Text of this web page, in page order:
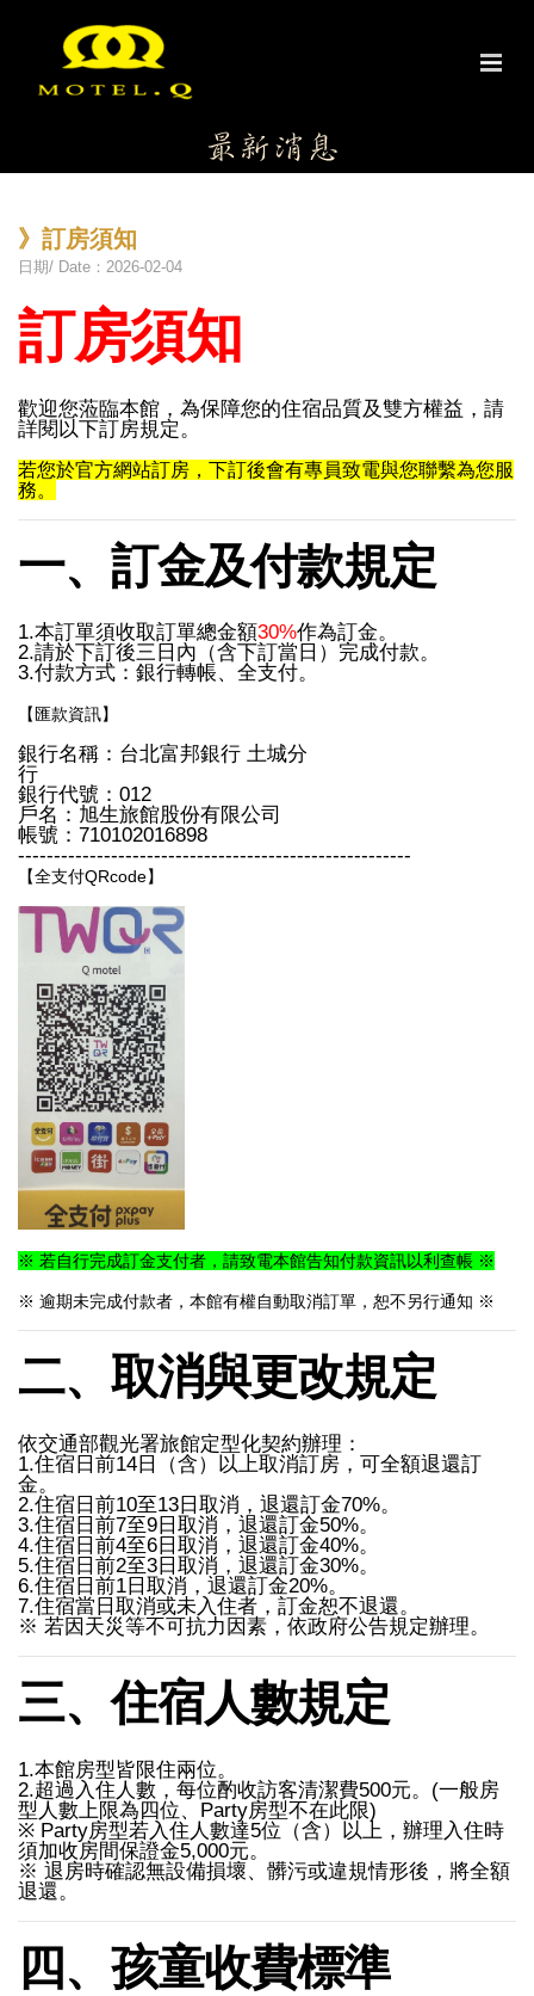
》訂房須知
日期/ Date：2026-02-04
訂房須知
歡迎您蒞臨本館，為保障您的住宿品質及雙方權益，請
詳閱以下訂房規定。
若您於官方網站訂房，下訂後會有專員致電與您聯繫為您服
務。
一、訂金及付款規定
1.本訂單須收取訂單總金額30%作為訂金。
2.請於下訂後三日內（含下訂當日）完成付款。
3.付款方式：銀行轉帳、全支付。
【匯款資訊】
銀行名稱：台北富邦銀行 土城分
行
銀行代號：012
戶名：旭生旅館股份有限公司
帳號：710102016898
-------------------------------------------------------
【全支付QRcode】
※ 若自行完成訂金支付者，請致電本館告知付款資訊以利查帳 ※
※ 逾期未完成付款者，本館有權自動取消訂單，恕不另行通知 ※
二、取消與更改規定
依交通部觀光署旅館定型化契約辦理：
1.住宿日前14日（含）以上取消訂房，可全額退還訂
金。
2.住宿日前10至13日取消，退還訂金70%。
3.住宿日前7至9日取消，退還訂金50%。
4.住宿日前4至6日取消，退還訂金40%。
5.住宿日前2至3日取消，退還訂金30%。
6.住宿日前1日取消，退還訂金20%。
7.住宿當日取消或未入住者，訂金恕不退還。
※ 若因天災等不可抗力因素，依政府公告規定辦理。
三、住宿人數規定
1.本館房型皆限住兩位。
2.超過入住人數，每位酌收訪客清潔費500元。(一般房
型人數上限為四位、Party房型不在此限)
※ Party房型若入住人數達5位（含）以上，辦理入住時
須加收房間保證金5,000元。
※ 退房時確認無設備損壞、髒污或違規情形後，將全額
退還。
四、孩童收費標準